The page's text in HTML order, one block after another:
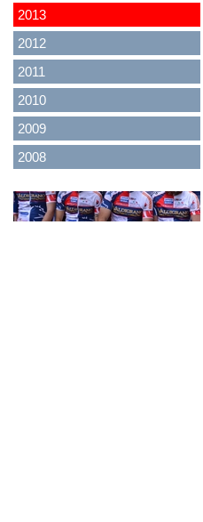
2013
2012
2011
2010
2009
2008